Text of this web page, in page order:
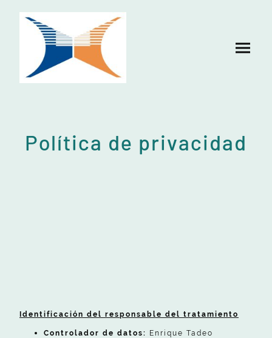
Política de privacidad
Identificación del responsable del tratamiento
Controlador de datos: Enrique Tadeo